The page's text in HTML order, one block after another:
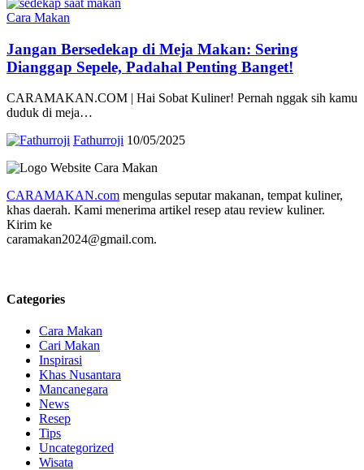
Cara Makan
Jangan Bersedekap di Meja Makan: Sering
Dianggap Sepele, Padahal Penting Banget!
CARAMAKAN.COM | Hai Sobat Kuliner! Pernah nggak sih kamu
duduk di meja…
Fathurroji 10/05/2025
CARAMAKAN.com mengulas seputar makanan, tempat kuliner,
khas daerah. Kami menerima artikel resep atau review kuliner.
Kirim ke
caramakan2024@gmail.com.
Categories
Cara Makan
Cari Makan
Inspirasi
Khas Nusantara
Mancanegara
News
Resep
Tips
Uncategorized
Wisata